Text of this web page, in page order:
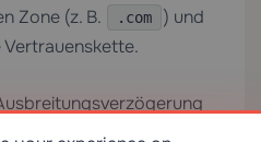
Zone (z. B.
.com
) und
Stunden), bevor der